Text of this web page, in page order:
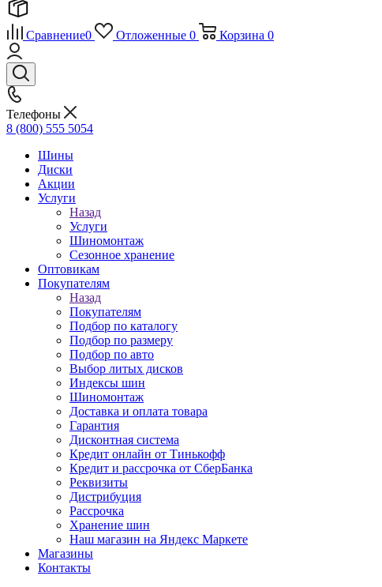
Сравнение0 Отложенные 0 Корзина 0
Телефоны
8 (800) 555 5054
Шины
Диски
Акции
Услуги
Назад
Услуги
Шиномонтаж
Сезонное хранение
Оптовикам
Покупателям
Назад
Покупателям
Подбор по каталогу
Подбор по размеру
Подбор по авто
Выбор литых дисков
Индексы шин
Шиномонтаж
Доставка и оплата товара
Гарантия
Дисконтная система
Кредит онлайн от Тинькофф
Кредит и рассрочка от СберБанка
Реквизиты
Дистрибуция
Рассрочка
Хранение шин
Наш магазин на Яндекс Маркете
Магазины
Контакты